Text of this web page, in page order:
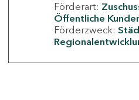
Förderart:
Öffentliche
Förderzweck: